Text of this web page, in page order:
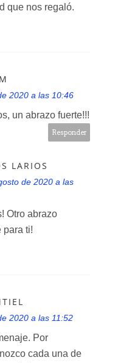
que nos regaló.
2020 a las 10:46
un abrazo fuerte!!!
Responder
LARIOS
de 2020 a las
Otro abrazo
para ti!
2020 a las 11:52
Por
cada una de